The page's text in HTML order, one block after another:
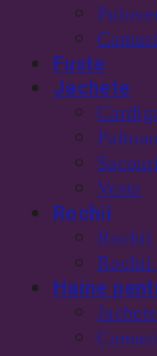
Camasi
Fuste
Jachete
Sacouri
Veste
Rochii
Rochii
Rochii
Haine
Jachete
Camasi